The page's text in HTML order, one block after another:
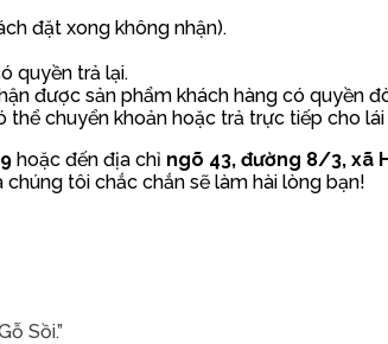
đặt xong không nhận).
quyền trả lại.
được sản phẩm khách hàng có quyền
thể chuyển khoản hoặc trả trực tiếp cho lái
hoặc đến địa chỉ ngõ 43, đường 8/3, xã
tôi chắc chắn sẽ làm hài lòng bạn!
Sồi.”